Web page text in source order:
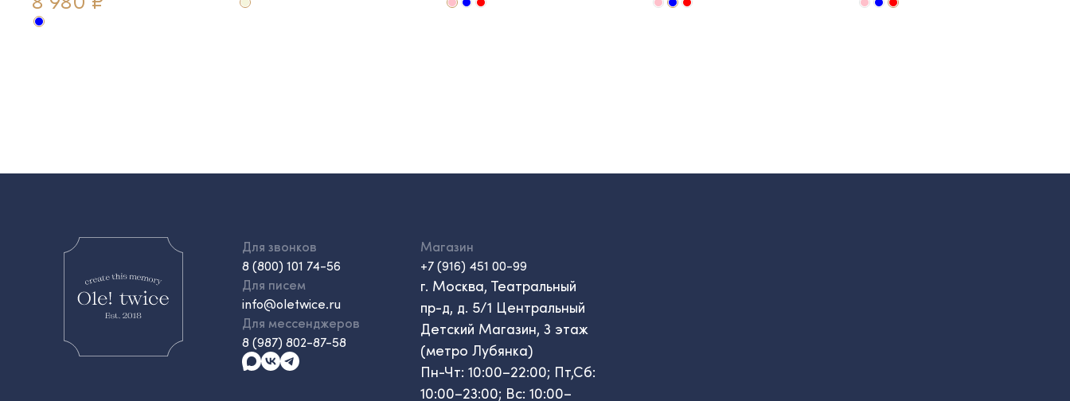
Для звонков
8 (800) 101 74-56
Для писем
info@oletwice.ru
Для мессенджеров
8 (987) 802-87-58
Магазин
+7 (916) 451 00-99
г. Москва, Театральный
пр-д, д. 5/1 Центральный
Детский Магазин, 3 этаж
(метро Лубянка)
Пн-Чт: 10:00–22:00; Пт,Сб:
10:00–23:00; Вс: 10:00–